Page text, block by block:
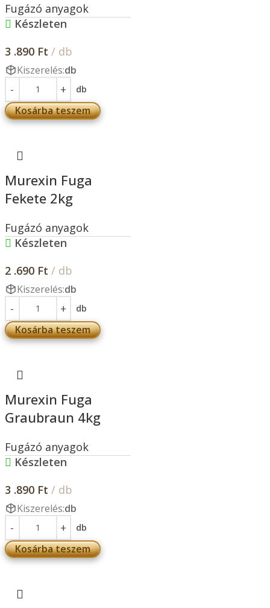
Fugázó anyagok
Készleten
3 .890 Ft / db
Kiszerelés:db
db
Kosárba teszem
Murexin Fuga
Fekete 2kg
Fugázó anyagok
Készleten
2 .690 Ft / db
Kiszerelés:db
db
Kosárba teszem
Murexin Fuga
Graubraun 4kg
Fugázó anyagok
Készleten
3 .890 Ft / db
Kiszerelés:db
db
Kosárba teszem